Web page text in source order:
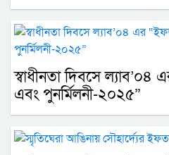
স্বাধীনতা দিবসে ল্যাব’০৪
এবং পুনর্মিলনী-২০২৫”